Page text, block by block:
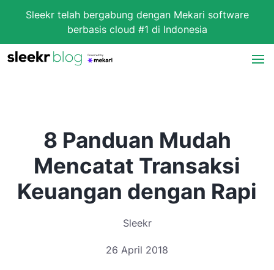
Sleekr telah bergabung dengan Mekari software
berbasis cloud #1 di Indonesia
8 Panduan Mudah
Mencatat Transaksi
Keuangan dengan Rapi
Sleekr
26 April 2018